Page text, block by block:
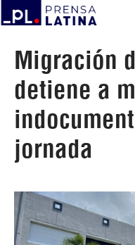
Migración
detiene a
jornada